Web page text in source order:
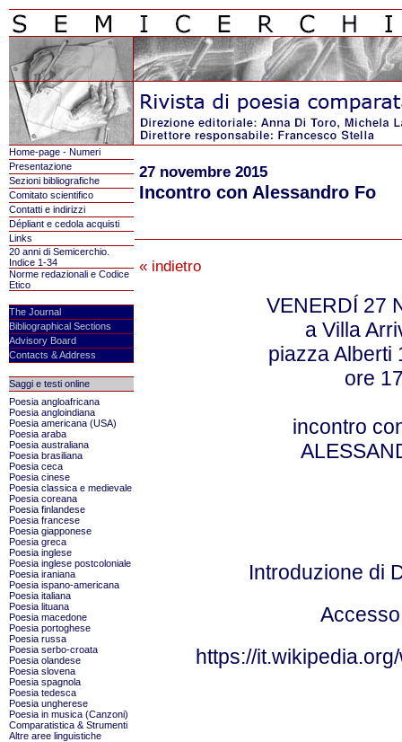
Home-page - Numeri
Presentazione
Sezioni bibliografiche
Comitato scientifico
Contatti e indirizzi
Dépliant e cedola acquisti
Links
20 anni di Semicerchio.
Indice 1-34
Norme redazionali e Codice
Etico
The Journal
Bibliographical Sections
Advisory Board
Contacts & Address
Saggi e testi online
Poesia angloafricana
Poesia angloindiana
Poesia americana (USA)
Poesia araba
Poesia australiana
Poesia brasiliana
Poesia ceca
Poesia cinese
Poesia classica e medievale
Poesia coreana
Poesia finlandese
Poesia francese
Poesia giapponese
Poesia greca
Poesia inglese
Poesia inglese postcoloniale
Poesia iraniana
Poesia ispano-americana
Poesia italiana
Poesia lituana
Poesia macedone
Poesia portoghese
Poesia russa
Poesia serbo-croata
Poesia olandese
Poesia slovena
Poesia spagnola
Poesia tedesca
Poesia ungherese
Poesia in musica (Canzoni)
Comparatistica & Strumenti
Altre aree linguistiche
27 novembre 2015
Incontro con Alessandro Fo
« indietro
VENERDÍ 27
a Villa
piazza Alberti
ore
incontro
Introduzione di
https://